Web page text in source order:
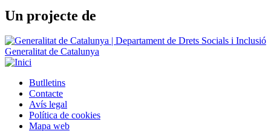
Peu
Butlletins
Contacte
Avís legal
Política de cookies
Mapa web
Declaració d'accessibilitat